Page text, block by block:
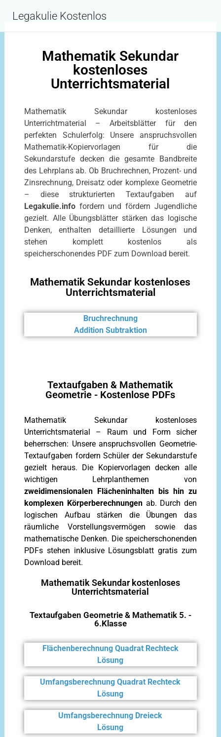
springen
Legakulie Kostenlos
Mathematik Sekundar
kostenloses
Unterrichtsmaterial
Mathematik Sekundar kostenloses
Unterrichtmaterial – Arbeitsblätter für den
perfekten Schulerfolg: Unsere anspruchsvollen
Mathematik-Kopiervorlagen für die
Sekundarstufe decken die gesamte Bandbreite
des Lehrplans ab. Ob Bruchrechnen, Prozent- und
Zinsrechnung, Dreisatz oder komplexe Geometrie
– diese strukturierten Textaufgaben auf
Legakulie.infofordern und fördern Jugendliche
gezielt. Alle Übungsblätter stärken das logische
Denken, enthalten detaillierte Lösungen und
stehen komplett kostenlos als
speicherschonendes PDF zum Download bereit.
Mathematik Sekundar kostenloses
Unterrichtsmaterial
Bruchrechnung
Addition Subtraktion
Textaufgaben & Mathematik
Geometrie - Kostenlose PDFs
Mathematik Sekundar kostenloses
Unterrichtsmaterial – Raum und Form sicher
beherrschen: Unsere anspruchsvollen Geometrie-
Textaufgaben fordern Schüler der Sekundarstufe
gezielt heraus. Die Kopiervorlagen decken alle
wichtigen Lehrplanthemen von
zweidimensionalen Flächeninhalten bis hin zu
komplexen Körperberechnungenab. Durch den
logischen Aufbau stärken die Übungen das
räumliche Vorstellungsvermögen sowie das
mathematische Denken. Die speicherschonenden
PDFs stehen inklusive Lösungsblatt gratis zum
Download bereit.
Mathematik Sekundar kostenloses
Unterrichtsmaterial
Textaufgaben Geometrie & Mathematik 5. -
6.Klasse
Flächenberechnung Quadrat Rechteck
Lösung
Umfangsberechnung Quadrat Rechteck
Lösung
Umfangsberechnung Dreieck
Lösung